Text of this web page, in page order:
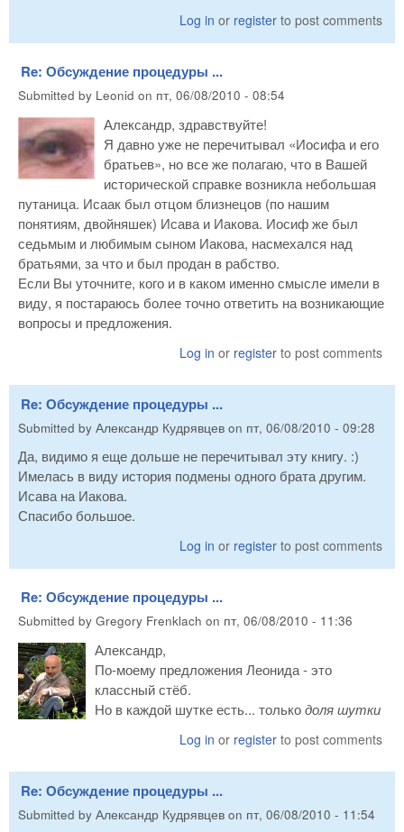
Log in or register to post comments
Re: Обсуждение процедуры ...
Submitted by Leonid on пт, 06/08/2010 - 08:54
Александр, здравствуйте!
Я давно уже не перечитывал «Иосифа и его
братьев», но все же полагаю, что в Вашей
исторической справке возникла небольшая
путаница. Исаак был отцом близнецов (по нашим
понятиям, двойняшек) Исава и Иакова. Иосиф же был
седьмым и любимым сыном Иакова, насмехался над
братьями, за что и был продан в рабство.
Если Вы уточните, кого и в каком именно смысле имели в
виду, я постараюсь более точно ответить на возникающие
вопросы и предложения.
Log in or register to post comments
Re: Обсуждение процедуры ...
Submitted by Александр Кудрявцев on пт, 06/08/2010 - 09:28
Да, видимо я еще дольше не перечитывал эту книгу. :)
Имелась в виду история подмены одного брата другим.
Исава на Иакова.
Спасибо большое.
Log in or register to post comments
Re: Обсуждение процедуры ...
Submitted by Gregory Frenklach on пт, 06/08/2010 - 11:36
Александр,
По-моему предложения Леонида - это
классный стёб.
Но в каждой шутке есть... толькодоля шутки
Log in or register to post comments
Re: Обсуждение процедуры ...
Submitted by Александр Кудрявцев on пт, 06/08/2010 - 11:54